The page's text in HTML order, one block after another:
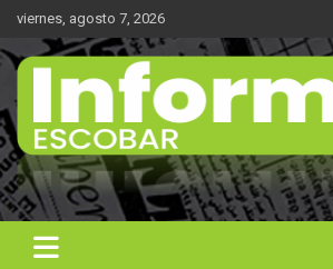
Saltar
contenido
viernes, agosto 7, 2026
Informe 21
Noticas reales